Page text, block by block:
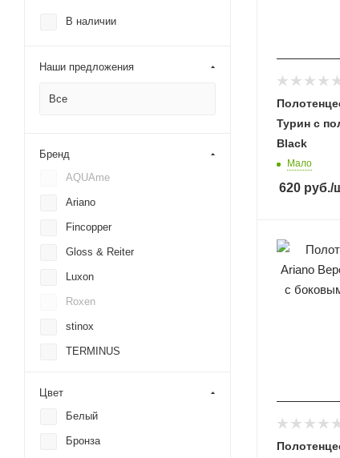
Турин с
Black
Мало
620 руб./
В наличии
Наши предложения
Все
Бренд
AQUAme
Ariano
Fincopper
Gloss & Reiter
Luxon
Roxen
stinox
TERMINUS
Ростела
Цвет
Белый
Бронза